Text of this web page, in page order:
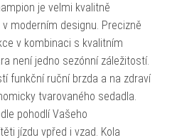
je velmi kvalitně
moderním designu. Precizně
v kombinaci s kvalitním
není jedno sezónní záležitostí.
funkční ruční brzda a na zdraví
tvarovaného sedadla.
pohodlí Vašeho
jízdu vpřed i vzad. Kola